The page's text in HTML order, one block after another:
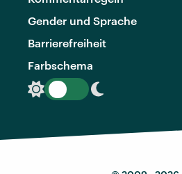
Gender und Sprache
Barrierefreiheit
Farbschema